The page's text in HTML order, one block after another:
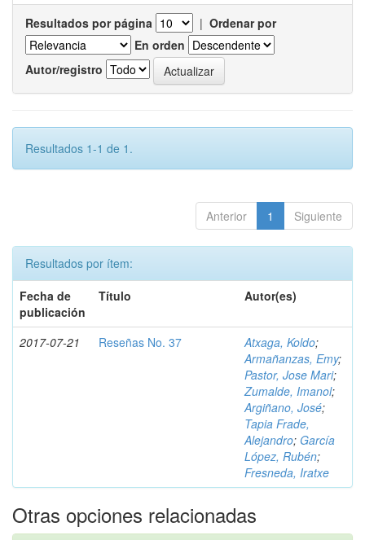
Resultados por página | Ordenar por
En orden
Autor/registro
Resultados 1-1 de 1.
Anterior 1 Siguiente
Resultados por ítem:
Fecha de
publicación
Título Autor(es)
2017-07-21 Reseñas No. 37 Atxaga, Koldo;
Armañanzas, Emy;
Pastor, Jose Mari;
Zumalde, Imanol;
Argiñano, José;
Tapia Frade,
Alejandro; García
López, Rubén;
Fresneda, Iratxe
Otras opciones relacionadas